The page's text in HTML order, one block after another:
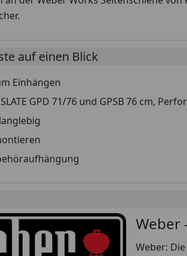
auf einen Blick
Einhängen
GPD 71/76 und GPSB 76 cm,
Weber
Weber: